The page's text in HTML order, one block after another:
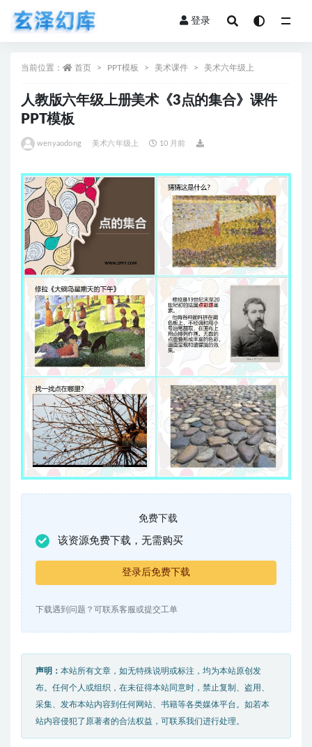
登录
当前位置： 首页 PPT模板 美术课件 美术六年级上
人教版六年级上册美术《3点的集合》课件
PPT模板
wenyaodong 美术六年级上 10 月前
免费下载
该资源免费下载，无需购买
登录后免费下载
下载遇到问题？可联系客服或提交工单
声明： 本站所有文章，如无特殊说明或标注，均为本站原创发
布。任何个人或组织，在未征得本站同意时，禁止复制、盗用、
采集、发布本站内容到任何网站、书籍等各类媒体平台。如若本
站内容侵犯了原著者的合法权益，可联系我们进行处理。